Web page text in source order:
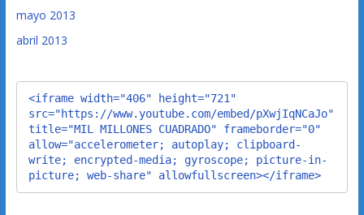
mayo 2013
abril 2013
<iframe width="406" height="721"
src="https://www.youtube.com/embed/pXwjIqNCaJo"
title="MIL MILLONES CUADRADO" frameborder="0"
allow="accelerometer; autoplay; clipboard-
write; encrypted-media; gyroscope; picture-in-
picture; web-share" allowfullscreen></iframe>